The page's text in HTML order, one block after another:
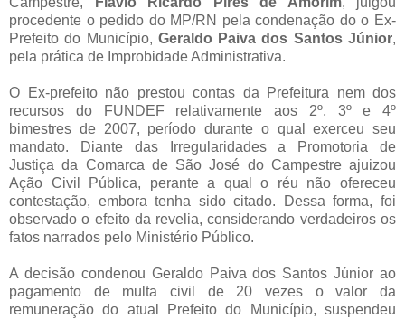
procedente o pedido do MP/RN pela condenação do o Ex-
Prefeito do Município, Geraldo Paiva dos Santos Júnior,
pela prática de Improbidade Administrativa.
O Ex-prefeito não prestou contas da Prefeitura nem dos
recursos do FUNDEF relativamente aos 2º, 3º e 4º
bimestres de 2007, período durante o qual exerceu seu
mandato. Diante das Irregularidades a Promotoria de
Justiça da Comarca de São José do Campestre ajuizou
Ação Civil Pública, perante a qual o réu não ofereceu
contestação, embora tenha sido citado. Dessa forma, foi
observado o efeito da revelia, considerando verdadeiros os
fatos narrados pelo Ministério Público.
A decisão condenou Geraldo Paiva dos Santos Júnior ao
pagamento de multa civil de 20 vezes o valor da
remuneração do atual Prefeito do Município, suspendeu